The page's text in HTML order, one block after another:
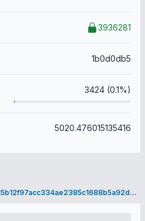
3936281
1b0d0db5
3424 (0.1%)
5020.476015135416
3366cdb01dab96467693844c35b12f97acc334ae2385c1688b5a92d09c77d138